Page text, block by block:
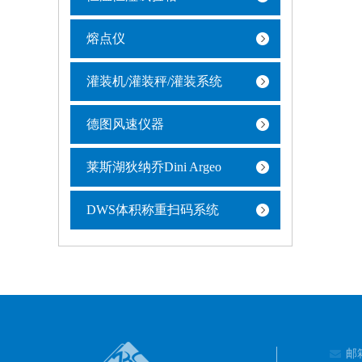
熔点仪
灌装机/灌装秤/灌装系统
德图风速仪器
莱斯湖狄纳乔Dini Argeo
DWS体积称重扫码系统
邮